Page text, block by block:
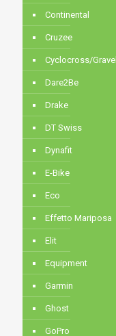
Continental
Cruzee
Cyclocross/Gravel
Dare2Be
Drake
DT Swiss
Dynafit
E-Bike
Eco
Effetto Mariposa
Elit
Equipment
Garmin
Ghost
GoPro